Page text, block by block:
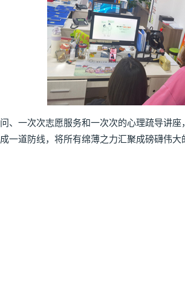
一次次志愿服务和一次次的心理疏导讲座
一道防线，将所有绵薄之力汇聚成磅礴伟大